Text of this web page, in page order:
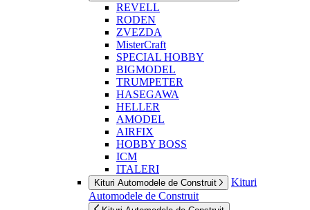
REVELL
RODEN
ZVEZDA
MisterCraft
SPECIAL HOBBY
BIGMODEL
TRUMPETER
HASEGAWA
HELLER
AMODEL
AIRFIX
HOBBY BOSS
ICM
ITALERI
Kituri Automodele de Construit
Kituri
Automodele de Construit